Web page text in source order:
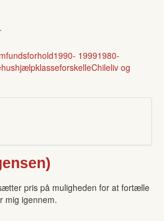
1990- 19991980-
hushjælpklasseforskelleChileliv og
pris på muligheden for at fortælle
mig igennem.